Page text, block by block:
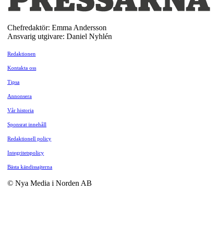
Chefredaktör: Emma Andersson
Ansvarig utgivare: Daniel Nyhlén
Redaktionen
Kontakta oss
Tipsa
Annonsera
Vår historia
Sponsrat innehåll
Redaktionell policy
Integritetspolicy
Bästa kändissajterna
© Nya Media i Norden AB